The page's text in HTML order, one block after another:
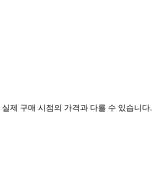
제 구매 시점의 가격과 다를 수 있습니다.